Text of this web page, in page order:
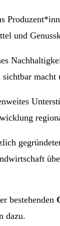
und
macht
bestehenden
dazu.